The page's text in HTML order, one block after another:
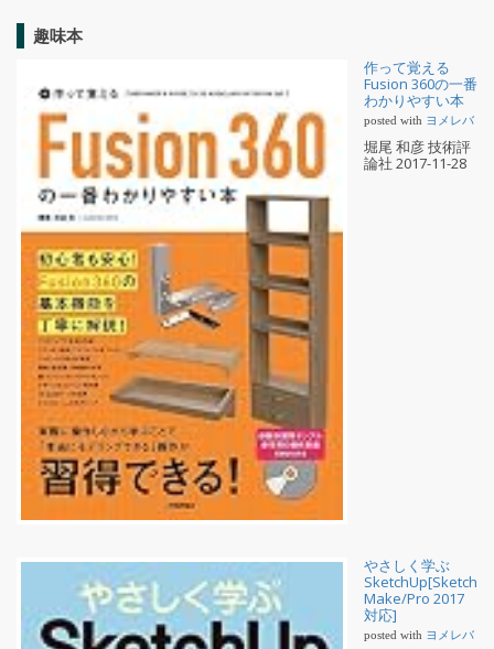
趣味本
作って覚える
Fusion 360の一番
わかりやすい本
posted with ヨメレバ
堀尾 和彦 技術評
論社 2017-11-28
やさしく学ぶ
Make/Pro 2017
対応]
posted with ヨメレバ